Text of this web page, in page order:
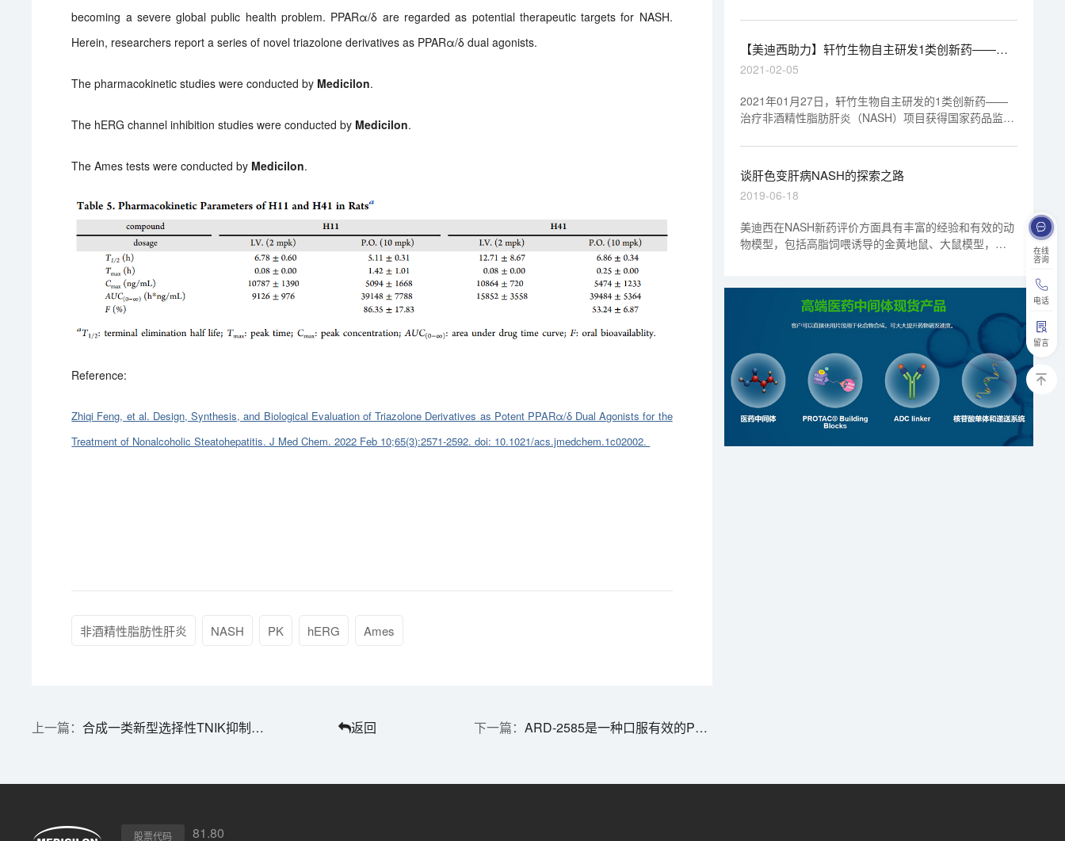
在线
咨询
电话
留言
becoming a severe global public health problem. PPARα/δ are regarded as potential therapeutic targets for NASH.
Herein, researchers report a series of novel triazolone derivatives as PPARα/δ dual agonists.
The pharmacokinetic studies were conducted by Medicilon.
The hERG channel inhibition studies were conducted by Medicilon.
The Ames tests were conducted by Medicilon.
Reference:
Zhiqi Feng, et al. Design, Synthesis, and Biological Evaluation of Triazolone Derivatives as Potent PPARα/δ Dual Agonists for the
Treatment of Nonalcoholic Steatohepatitis. J Med Chem. 2022 Feb 10;65(3):2571-2592. doi: 10.1021/acs.jmedchem.1c02002.
非酒精性脂肪性肝炎 NASH PK hERG Ames
合成一类新型选择性TNIK抑制剂并评估其抗结直肠癌作用，PK研究通过美迪西进行 返回 ARD-2585是一种口服有效的PROTAC雄激素受体降解剂，可用于治疗晚期前列腺癌。肝微粒体稳定性测定、血浆稳定性测定和hERG测定通过美迪西进行
IND申报-贯穿始终的DMPK研究》，欢迎观看回放视频。
【美迪西助力】轩竹生物自主研发1类创新药——治
疗非酒精性脂肪肝炎（NASH）项目获批临床试验
2021-02-05
2021年01月27日，轩竹生物自主研发的1类创新药——
治疗非酒精性脂肪肝炎（NASH）项目获得国家药品监督
第14个1类新药。
谈肝色变肝病NASH的探索之路
2019-06-18
美迪西在NASH新药评价方面具有丰富的经验和有效的动
物模型，包括高脂饲喂诱导的金黄地鼠、大鼠模型，
ConA诱导的小鼠肝纤维化（小鼠）、猪血清致免疫性大
鼠肝纤维化模型（大鼠）等。
股票代码 81.80